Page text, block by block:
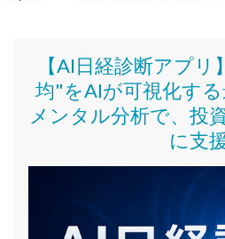
【AI日経診断アプ
均"をAIが可視化す
メンタル分析で、投
に支